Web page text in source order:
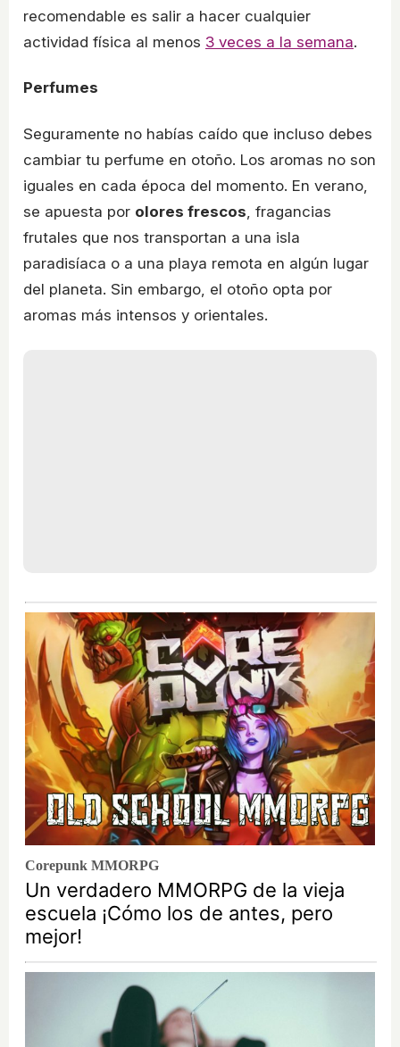
recomendable es salir a hacer cualquier
actividad física al menos 3 veces a la semana.
Perfumes
Seguramente no habías caído que incluso debes
cambiar tu perfume en otoño. Los aromas no son
iguales en cada época del momento. En verano,
se apuesta por olores frescos , fragancias
frutales que nos transportan a una isla
paradisíaca o a una playa remota en algún lugar
del planeta. Sin embargo, el otoño opta por
aromas más intensos y orientales.
Corepunk MMORPG
Un verdadero MMORPG de la vieja
escuela ¡Cómo los de antes, pero
mejor!